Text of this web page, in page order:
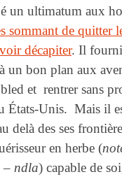
un ultimatum aux
sommant de quitter
décapiter. Il
un bon plan aux
et rentrer sans
États-Unis. Mais il
delà des ses
en herbe (
– ndla) capable de